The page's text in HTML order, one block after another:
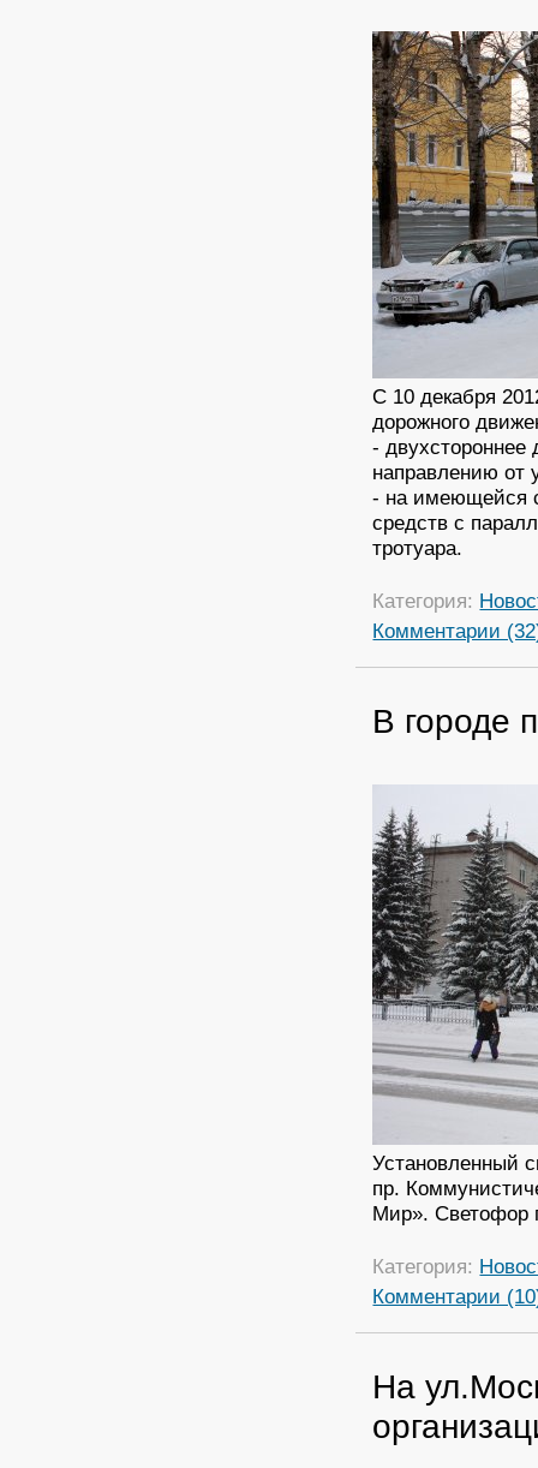
С 10 декабря
дорожного
- двухстороннее
направлению от
- на имеющейся
средств с
тротуара.
Категория:
Комментарии
В городе
Установленный
пр.
Мир». Светофор
Категория:
Комментарии
На